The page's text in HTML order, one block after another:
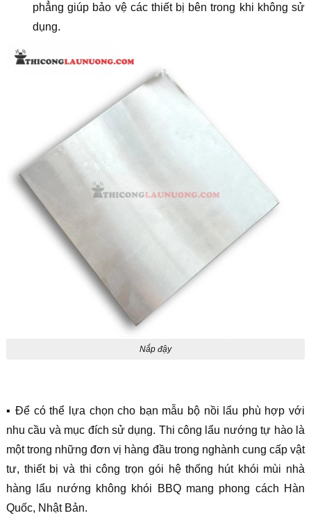
phẳng giúp bảo vệ các thiết bị bên trong khi không sử
dụng.
Nắp đậy
▪️Để có thể lựa chọn cho bạn mẫu bộ nồi lẩu phù hợp với
nhu cầu và mục đích sử dụng. Thi công lẩu nướng tự hào là
một trong những đơn vị hàng đầu trong nghành cung cấp vật
tư, thiết bị và thi công trọn gói hệ thống hút khói mùi nhà
hàng lẩu nướng không khói BBQ mang phong cách Hàn
Quốc, Nhật Bản.